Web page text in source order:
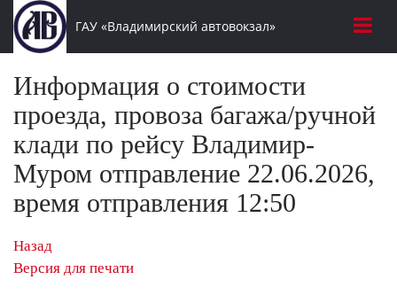
ГАУ «Владимирский автовокзал»
Информация о стоимости
проезда, провоза багажа/ручной
клади по рейсу Владимир-
Муром отправление 22.06.2026,
время отправления 12:50
Назад
Версия для печати